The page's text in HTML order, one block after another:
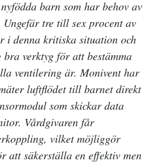
barn som har behov av
tre till sex procent av
i denna kritiska situation och
verktyg för att bestämma
ventilering är. Monivent har
luftflödet till barnet direkt
som skickar data
Vårdgivaren får
vilket möjliggör
att säkerställa en effektiv men